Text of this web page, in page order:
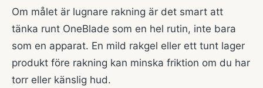
Om målet är lugnare rakning är det smart att
tänka runt OneBlade som en hel rutin, inte bara
som en apparat. En mild rakgel eller ett tunt lager
produkt före rakning kan minska friktion om du har
torr eller känslig hud.